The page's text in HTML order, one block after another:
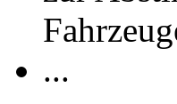
...